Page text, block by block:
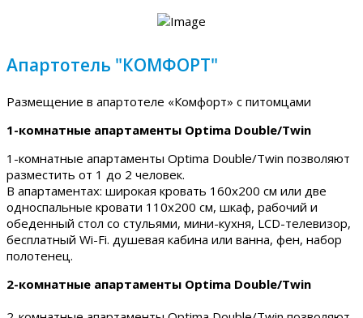
Апартотель "КОМФОРТ"
Размещение в апартотеле «Комфорт» с питомцами
1-комнатные апартаменты Optima Double/Twin
1-комнатные апартаменты Optima Double/Twin позволяют
разместить от 1 до 2 человек.
В апартаментах: широкая кровать 160х200 см или две
односпальные кровати 110х200 см, шкаф, рабочий и
обеденный стол со стульями, мини-кухня, LCD-телевизор,
бесплатный Wi-Fi. душевая кабина или ванна, фен, набор
полотенец.
2-комнатные апартаменты Optima Double/Twin